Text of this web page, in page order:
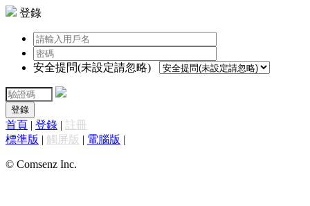
登錄
安全提問(未設定請忽略)
登錄
首頁 | 登錄 | 註冊
標準版 | 觸屏版 | 電腦版 |
© Comsenz Inc.